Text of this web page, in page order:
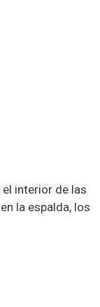
interior de las
la espalda, los